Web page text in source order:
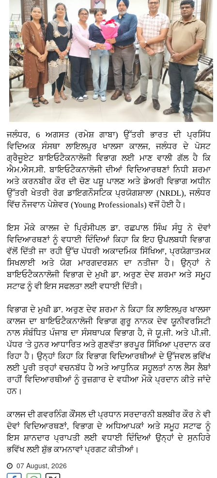
ਜਲੰਧਰ, 6 ਅਗਸਤ (ਰਮੇਸ਼ ਗਾਬਾ) ਉੱਤਰੀ ਭਾਰਤ ਦੀ ਪ੍ਰਸਿੱਧ
ਵਿਦਿਅਕ ਸੰਸਥਾ ਲਾਇਲਪੁਰ ਖਾਲਸਾ ਕਾਲਜ, ਜਲੰਧਰ ਦੇ ਪੋਸਟ
ਗ੍ਰੈਜੂਏਟ ਬਾਇਓਟੈਕਨਾਲੋਜੀ ਵਿਭਾਗ ਲਈ ਮਾਣ ਵਾਲੀ ਗੱਲ ਹੈ ਕਿ
ਐਮ.ਐਸ.ਸੀ. ਬਾਇਓਟੈਕਨਾਲੋਜੀ ਦੀਆਂ ਵਿਦਿਆਰਥਣਾਂ ਨਿਧੀ ਸ਼ਰਮਾ
ਅਤੇ ਕਰਨਬੀਰ ਕੌਰ ਦੀ ਚੋਣ ਪਸ਼ੂ ਪਾਲਣ ਅਤੇ ਡੇਅਰੀ ਵਿਭਾਗ ਅਧੀਨ
ਉੱਤਰੀ ਖੇਤਰੀ ਰੋਗ ਡਾਇਗਨੌਸਟਿਕ ਪ੍ਰਯੋਗਸ਼ਾਲਾ (NRDL), ਜਲੰਧਰ
ਵਿੱਚ ਨੌਜਵਾਨ ਪੇਸ਼ੇਵਰ (Young Professionals) ਵਜੋਂ ਹੋਈ ਹੈ।
ਇਸ ਮੌਕੇ ਕਾਲਜ ਦੇ ਪ੍ਰਿੰਸੀਪਲ ਡਾ. ਰਛਪਾਲ ਸਿੰਘ ਸੰਧੂ ਨੇ ਦੋਵਾਂ
ਵਿਦਿਆਰਥਣਾਂ ਨੂੰ ਵਧਾਈ ਦਿੰਦਿਆਂ ਕਿਹਾ ਕਿ ਇਹ ਉਪਲਬਧੀ ਵਿਭਾਗ
ਵੱਲੋਂ ਦਿੱਤੀ ਜਾ ਰਹੀ ਉੱਚ ਪੱਧਰੀ ਅਕਾਦਮਿਕ ਸਿੱਖਿਆ, ਪ੍ਰਯੋਗਾਤਮਕ
ਸਿਖਲਾਈ ਅਤੇ ਯੋਗ ਮਾਰਗਦਰਸ਼ਨ ਦਾ ਨਤੀਜਾ ਹੈ। ਉਨ੍ਹਾਂ ਨੇ
ਬਾਇਓਟੈਕਨਾਲੋਜੀ ਵਿਭਾਗ ਦੇ ਮੁਖੀ ਡਾ. ਅਰੁਣ ਦੇਵ ਸ਼ਰਮਾ ਅਤੇ ਸਮੂਹ
ਸਟਾਫ ਨੂੰ ਵੀ ਇਸ ਸਫਲਤਾ ਲਈ ਵਧਾਈ ਦਿੱਤੀ।
ਵਿਭਾਗ ਦੇ ਮੁਖੀ ਡਾ. ਅਰੁਣ ਦੇਵ ਸ਼ਰਮਾ ਨੇ ਕਿਹਾ ਕਿ ਲਾਇਲਪੁਰ ਖਾਲਸਾ
ਕਾਲਜ ਦਾ ਬਾਇਓਟੈਕਨਾਲੋਜੀ ਵਿਭਾਗ ਗੁਰੂ ਨਾਨਕ ਦੇਵ ਯੂਨੀਵਰਸਿਟੀ
ਨਾਲ ਸੰਬੰਧਿਤ ਪੰਜਾਬ ਦਾ ਸੰਸਥਾਪਕ ਵਿਭਾਗ ਹੈ, ਜੋ ਯੂ.ਜੀ. ਅਤੇ ਪੀ.ਜੀ.
ਪੱਧਰ 'ਤੇ ਹੁਨਰ ਆਧਾਰਿਤ ਅਤੇ ਗੁਣਵੱਤਾ ਭਰਪੂਰ ਸਿੱਖਿਆ ਪ੍ਰਦਾਨ ਕਰ
ਰਿਹਾ ਹੈ। ਉਨ੍ਹਾਂ ਕਿਹਾ ਕਿ ਵਿਭਾਗ ਵਿਦਿਆਰਥੀਆਂ ਦੇ ਉੱਜਵਲ ਭਵਿੱਖ
ਲਈ ਪੂਰੀ ਤਰ੍ਹਾਂ ਵਚਨਬੱਧ ਹੈ ਅਤੇ ਆਧੁਨਿਕ ਸਹੂਲਤਾਂ ਨਾਲ ਲੈਸ ਲੈਬਾਂ
ਰਾਹੀਂ ਵਿਦਿਆਰਥੀਆਂ ਨੂੰ ਰੁਜ਼ਗਾਰ ਦੇ ਵਧੀਆ ਮੌਕੇ ਪ੍ਰਦਾਨ ਕੀਤੇ ਜਾਂਦੇ
ਹਨ।
ਕਾਲਜ ਦੀ ਗਵਰਨਿੰਗ ਕੌਂਸਲ ਦੀ ਪ੍ਰਧਾਨ ਸਰਦਾਰਨੀ ਬਲਬੀਰ ਕੌਰ ਨੇ ਵੀ
ਦੋਵਾਂ ਵਿਦਿਆਰਥਣਾਂ, ਵਿਭਾਗ ਦੇ ਅਧਿਆਪਕਾਂ ਅਤੇ ਸਮੂਹ ਸਟਾਫ ਨੂੰ
ਇਸ ਸ਼ਾਨਦਾਰ ਪ੍ਰਾਪਤੀ ਲਈ ਵਧਾਈ ਦਿੰਦਿਆਂ ਉਨ੍ਹਾਂ ਦੇ ਸੁਨਹਿਰੇ
ਭਵਿੱਖ ਲਈ ਸ਼ੁੱਭ ਕਾਮਨਾਵਾਂ ਪ੍ਰਗਟ ਕੀਤੀਆਂ।
07 August, 2026